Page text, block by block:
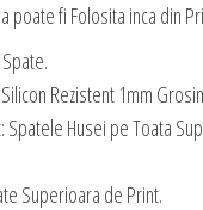
poate fi Folosita inca din
Rezistent 1mm
Spatele Husei pe Toata
Superioara de Print.